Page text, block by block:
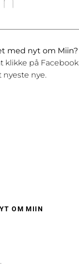
med nyt om Miin?
klikke på
nye.
OM MIIN